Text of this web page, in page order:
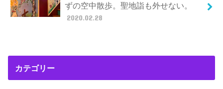
ずの空中散歩。聖地詣も外せない。
2020.02.28
カテゴリー